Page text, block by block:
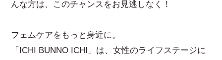
んな方は、このチャンスをお見逃しなく！
フェムケアをもっと身近に。
「ICHI BUNNO ICHI」は、女性のライフステージに